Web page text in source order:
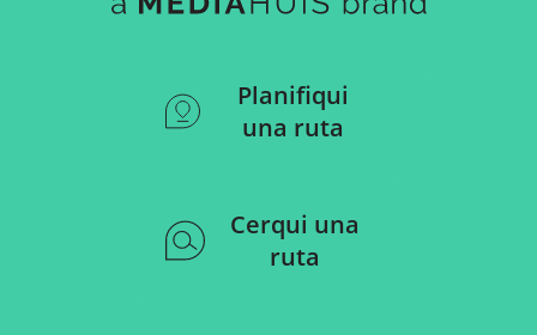
Planifiqui
una ruta
Cerqui una
ruta